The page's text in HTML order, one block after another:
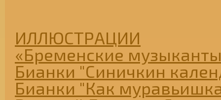
ИЛЛЮСТРАЦИИ
«Бременские
Бианки "Синичкин
Бианки "Как